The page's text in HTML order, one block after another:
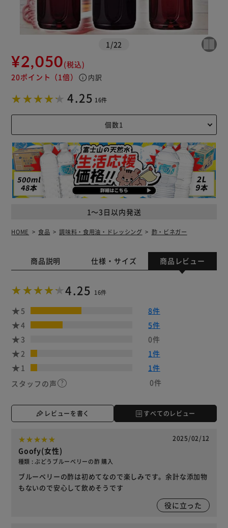
1 /22
¥2,050(税込)
20ポイント （1倍） info 内訳
4.25 16件
1～3日以内発送
HOME 食品 調味料・食用油・ドレッシング 酢・ビネガー
商品説明 仕様・サイズ 商品レビュー
4.25 16件
5
8件
4
5件
3
0件
2
1件
1
1件
スタッフの声
0件
レビューを書く すべてのレビュー
2025/02/12
Goofy(女性)
種類 : ぶどうブルーベリーの酢 購入
ブルーベリーの酢は初めてなので楽しみです。余計な添加物
もないので安心して飲めそうです
役に立った